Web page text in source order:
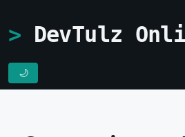
DevTulz
🌙